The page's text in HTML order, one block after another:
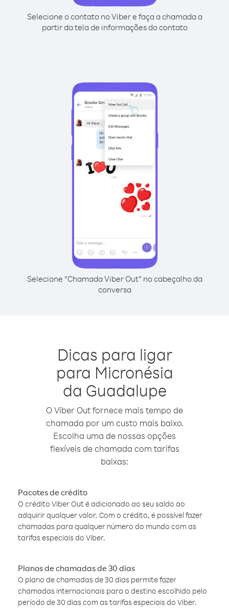
Selecione o contato no Viber e faça a chamada a
partir da tela de informações do contato
Selecione “Chamada Viber Out” no cabeçalho da
conversa
Dicas para ligar
para Micronésia
da Guadalupe
O Viber Out fornece mais tempo de
chamada por um custo mais baixo.
Escolha uma de nossas opções
flexíveis de chamada com tarifas
baixas:
Pacotes de crédito
O crédito Viber Out é adicionado ao seu saldo ao
adquirir qualquer valor. Com o crédito, é possível fazer
chamadas para qualquer número do mundo com as
tarifas especiais do Viber.
Planos de chamadas de 30 dias
O plano de chamadas de 30 dias permite fazer
chamadas internacionais para o destino escolhido pelo
período de 30 dias com as tarifas especiais do Viber.